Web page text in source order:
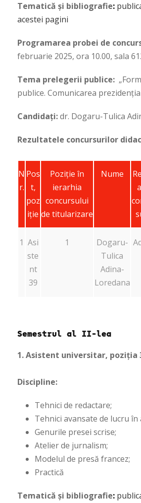
Tematică și bibliografie:
acestei pagini
Programarea probei de
februarie 2025, ora 10.00, sala
Tema prelegerii publice: „
publice. Comunicarea
Candidați:dr. Dogaru-Tulica
Rezultatele concursurilor
N
r.
Pos
t,
poz
iție
Poziţie în
ierarhia
concursului
de titularizare
Nume
1 Asi
ste
nt
39
1
Dogaru-
Tulica
Adina-
Loredana
Semestrul al II-lea
1. Asistent universitar, poziția
Discipline:
Tehnici de redactare;
Tehnici avansate de lucru în
Genurile presei scrise;
Atelier de jurnalism;
Modelul de presă francez;
Practică
Tematică și bibliografie: